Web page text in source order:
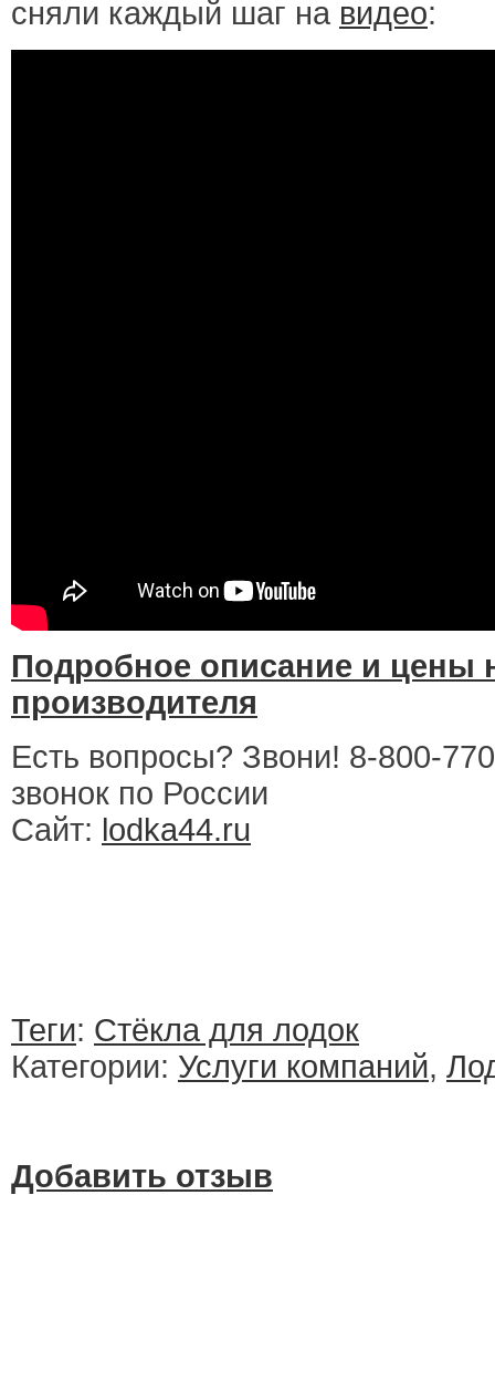
сняли каждый шаг на видео:
Подробное описание и цены
производителя
Есть вопросы? Звони! 8-800-
звонок по России
Сайт: lodka44.ru
Теги: Стёкла для лодок
Категории: Услуги компаний,
Добавить отзыв